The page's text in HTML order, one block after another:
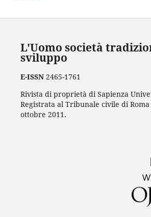
L'Uomo società
sviluppo
E-ISSN2465-1761
Rivista di proprietà di Sapienza
Registrata al Tribunale civile di Roma
ottobre 2011.